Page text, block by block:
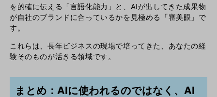
を的確に伝える「言語化能力」と、AIが出してきた成果物
が自社のブランドに合っているかを見極める「審美眼」で
す。
これらは、長年ビジネスの現場で培ってきた、あなたの経
験そのものが活きる領域です。
まとめ：AIに使われるのではなく、AI